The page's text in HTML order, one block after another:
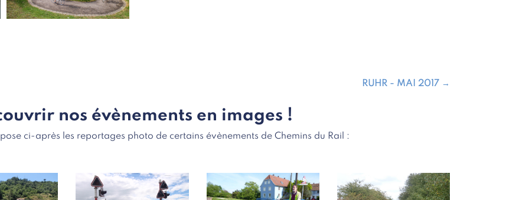
RUHR - MAI 2017 →
nos évènements en images !
ci-après les reportages photo de certains évènements de Chemins du Rail :